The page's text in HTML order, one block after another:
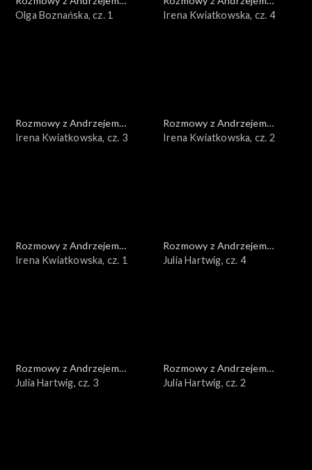
Doboszem
Olga Boznańska, cz. 1
Doboszem
Irena Kwiatkowska, cz. 4
Rozmowy z Andrzejem
Doboszem
Irena Kwiatkowska, cz. 3
Rozmowy z Andrzejem
Doboszem
Irena Kwiatkowska, cz. 2
Rozmowy z Andrzejem
Doboszem
Irena Kwiatkowska, cz. 1
Rozmowy z Andrzejem
Doboszem
Julia Hartwig, cz. 4
Rozmowy z Andrzejem
Doboszem
Julia Hartwig, cz. 3
Rozmowy z Andrzejem
Doboszem
Julia Hartwig, cz. 2